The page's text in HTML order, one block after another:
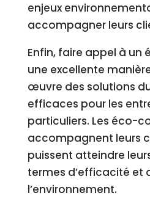
enjeux
accompagner leurs
Enfin, faire appel à un
une excellente
œuvre des solutions
efficaces pour les
particuliers. Les éco-
accompagnent leurs
puissent atteindre
termes d’efficacité et
l’environnement.